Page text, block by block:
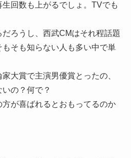
回数も上がるでしょ。TVでも
ろうし、西武CMはそれ程話題
そも知らない人も多い中で単
大賞で主演男優賞とったの、
の？何で？
が喜ばれるとおもってるのか